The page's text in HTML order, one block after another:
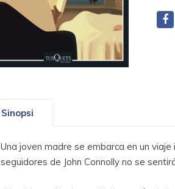
Sinopsi
Una joven madre se embarca en un
seguidores de John Connolly no se